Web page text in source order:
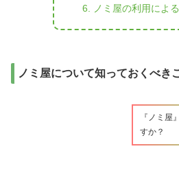
ノミ屋の利用によ
ノミ屋について知っておくべき
『ノミ屋
すか？